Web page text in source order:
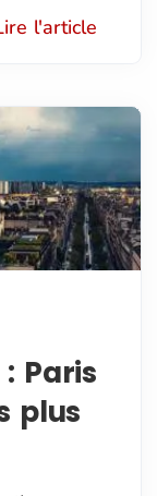
l'article
Paris
plus